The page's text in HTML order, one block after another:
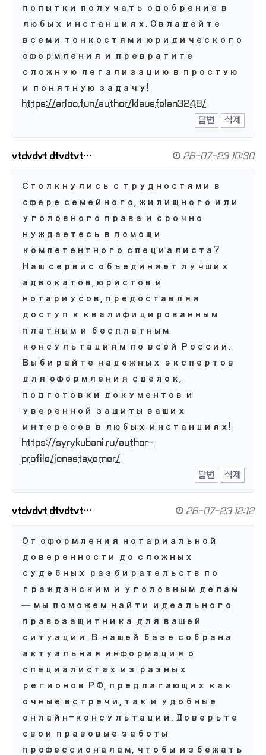
попытки получать одобрение в
любых инстанциях. Овладейте
всеми тонкостями юридического
оформления и превратите
сложную легализацию в простую
и понятную задачу!
https://arloo.fun/author/klausfelan3248/
답변
삭제
vtdvdvt dtvdtvt… 26-07-23 10:30
Столкнулись с трудностями в
сфере семейного, жилищного или
уголовного права и срочно
нуждаетесь в помощи
компетентного специалиста?
Наш сервис объединяет лучших
адвокатов, юристов и
нотариусов, предоставляя
доступ к квалифицированным
платным и бесплатным
консультациям по всей России.
Выбирайте надежных экспертов
для оформления сделок,
подготовки документов и
уверенной защиты ваших
интересов в любых инстанциях!
https://syrykubani.ru/author-
profile/jonastaverner/
답변
삭제
vtdvdvt dtvdtvt… 26-07-23 12:12
От оформления нотариальной
доверенности до сложных
судебных разбирательств по
гражданским и уголовным делам
— мы поможем найти идеального
правозащитника для вашей
ситуации. В нашей базе собрана
актуальная информация о
специалистах из разных
регионов РФ, предлагающих как
очные встречи, так и удобные
онлайн-консультации. Доверьте
свои правовые заботы
профессионалам, чтобы избежать